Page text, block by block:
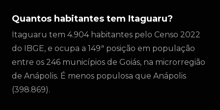
Quantos habitantes tem Itaguaru?
Itaguaru tem 4.904 habitantes pelo Censo 2022
do IBGE, e ocupa a 149ª posição em população
entre os 246 municípios de Goiás, na microrregião
de Anápolis. É menos populosa que Anápolis
(398.869).